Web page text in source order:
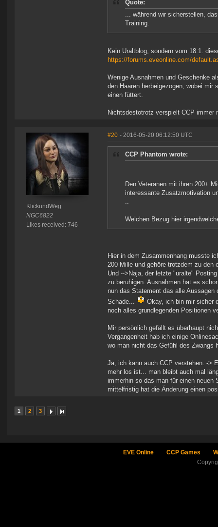
Quote:
... während wir sicherstellen,
Training.
Kein Uraltblog, sondern vom 18.1.
https://forums.eveonline.com/
Wenige Ausnahmen und Geschenke
den Haaren herbeigezogen, wobei
einen füttert.
Nichtsdestotrotz verspielt CCP immer
KlickundWeg
NGC6822
Likes received: 746
#20 - 2016-05-20 06:12:50 UTC
CCP Phantom wrote:
Den Veteranen mit ihren 200+
interessante Zusatzmotivation
..
Welchen Bezug hier
Hier in dem Zusammenhang musste
200 Mille und gehöre trotzdem zu den
Und -->Naja, der letzte "uralte"
zu beruhigen. Ausnahmen hat es
nun das Statement das alle
Schade...
Okay, ich bin mir sicher
noch alles grundlegenden Positionen
Mir persönlich gefällt es überhaupt
Vergangenheit hab ich einige
wo man nicht das Gefühl des Zwangs
Ja, ich kann auch CCP verstehen. ->
mehr los ist... man bleibt auch mal
immerhin so das man für einen
mittelfristig hat die Änderung einen
1 2 3
EVE Online CCP Games